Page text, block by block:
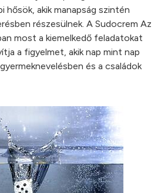
hősök, akik manapság szintén
részesülnek. A Sudocrem Az
most a kiemelkedő feladatokat
a figyelmet, akik nap mint nap
és a családok